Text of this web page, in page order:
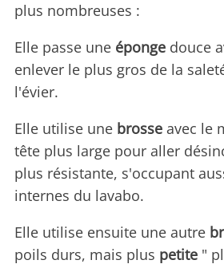
plus nombreuses :
Elle passe une éponge douce
enlever le plus gros de la
l'évier.
Elle utilise une brosse avec le
tête plus large pour aller
plus résistante, s'occupant
internes du lavabo.
Elle utilise ensuite une autre
poils durs, mais plus petite "